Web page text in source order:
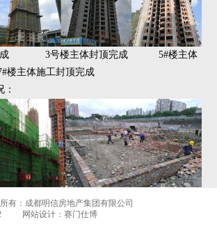
3号楼主体封顶完成 5#楼主体
主体施工封顶完成
浇捣完成 B2标20#楼2F顶板砼施工完成
有：成都明信房地产集团有限公司
网站设计：赛门仕博